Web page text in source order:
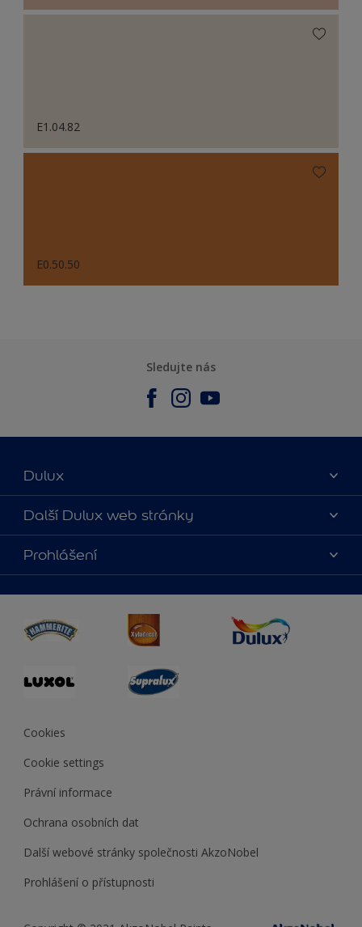
E1.04.82
E0.50.50
Sledujte nás
Dulux
O nás
Kontaktujte nás
Najít obchod
Další Dulux web stránky
duluxmalir.cz
duluxmaliar.sk
duluxprodejnabarev.cz
duluxpredajnafarieb.sk
Prohlášení
Cookies
Cookie settings
Právní informace
Ochrana osobních dat
Další webové stránky společnosti AkzoNobel
Prohlášení o přístupnosti